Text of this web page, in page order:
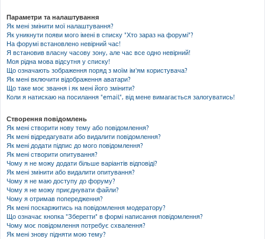
Параметри та налаштування
Як мені змінити мої налаштування?
Як уникнути появи мого імені в списку "Хто зараз на форумі"?
На форумі встановлено невірний час!
Я встановив власну часову зону, але час все одно невірний!
Моя рідна мова відсутня у списку!
Що означають зображення поряд з моїм ім'ям користувача?
Як мені включити відображення аватари?
Що таке моє звання і як мені його змінити?
Коли я натискаю на посилання "email", від мене вимагається залогуватись!
Створення повідомлень
Як мені створити нову тему або повідомлення?
Як мені відредагувати або видалити повідомлення?
Як мені додати підпис до мого повідомлення?
Як мені створити опитування?
Чому я не можу додати більше варіантів відповіді?
Як мені змінити або видалити опитування?
Чому я не маю доступу до форуму?
Чому я не можу приєднувати файли?
Чому я отримав попередження?
Як мені поскаржитись на повідомлення модератору?
Що означає кнопка "Зберегти" в формі написання повідомлення?
Чому моє повідомлення потребує схвалення?
Як мені знову підняти мою тему?